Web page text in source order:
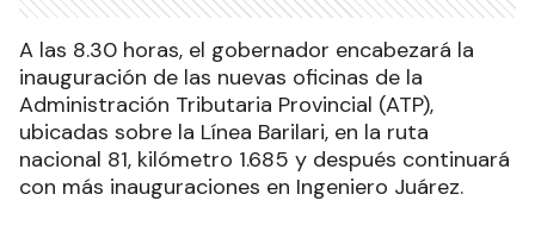
A las 8.30 horas, el gobernador encabezará la
inauguración de las nuevas oficinas de la
Administración Tributaria Provincial (ATP),
ubicadas sobre la Línea Barilari, en la ruta
nacional 81, kilómetro 1.685 y después continuará
con más inauguraciones en Ingeniero Juárez.